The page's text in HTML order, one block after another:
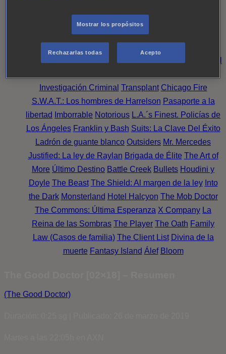
Reckoning: Ajuste de Cuentas
Wild Bill Mentes Criminales
Investigación Criminal Transplant Chicago Fire
S.W.A.T.: Los hombres de Harrelson Pasaporte a la
libertad
Imborrable Notorious L.A.´s Finest. Policías de
Los Ángeles Franklin y Bash Suits: La Clave Del Éxito
Ladrón de guante blanco Outsiders Mr. Mercedes
Justified: La ley de Raylan Brigada de Élite The Art of
More Último Destino Battle Creek Bullets Houdini y
Doyle The Beast The Shield: Al margen de la ley Into
the Dark Monsterland Hotel Halcyon The Mob Doctor
The Commons: Última Esperanza X Company La
Reina de las Sombras The Player The Oath Family
Law (Casos de familia) The Client List Divina de la
muerte Fantasy Island Álef Bloom
(The Good Doctor)
Mostrar los propósitos
Rechazarlas todas Acepto